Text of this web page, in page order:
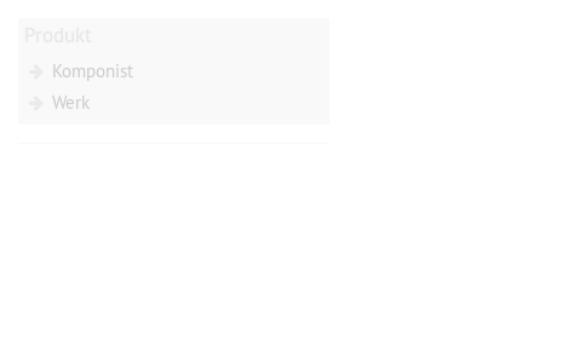
Komponist
Werk